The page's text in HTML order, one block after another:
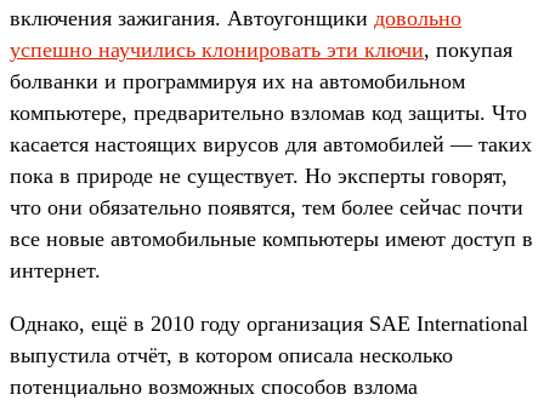
включения зажигания. Автоугонщики довольно
успешно научились клонировать эти ключи, покупая
болванки и программируя их на автомобильном
компьютере, предварительно взломав код защиты. Что
касается настоящих вирусов для автомобилей — таких
пока в природе не существует. Но эксперты говорят,
что они обязательно появятся, тем более сейчас почти
все новые автомобильные компьютеры имеют доступ в
интернет.
Однако, ещё в 2010 году организация SAE International
выпустила отчёт, в котором описала несколько
потенциально возможных способов взлома